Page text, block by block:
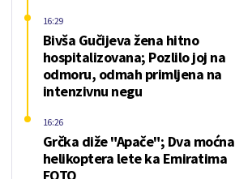
Bivša Gučijeva žena hitno
hospitalizovana; Pozlilo joj na
odmoru, odmah primljena na
intenzivnu negu
16:29
Grčka diže "Apače"; Dva moćna
helikoptera lete ka Emiratima
16:26